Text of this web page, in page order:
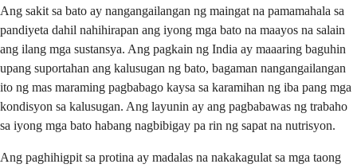
Ang sakit sa bato ay nangangailangan ng maingat na pamamahala sa
pandiyeta dahil nahihirapan ang iyong mga bato na maayos na salain
ang ilang mga sustansya. Ang pagkain ng India ay maaaring baguhin
upang suportahan ang kalusugan ng bato, bagaman nangangailangan
ito ng mas maraming pagbabago kaysa sa karamihan ng iba pang mga
kondisyon sa kalusugan. Ang layunin ay ang pagbabawas ng trabaho
sa iyong mga bato habang nagbibigay pa rin ng sapat na nutrisyon.
Ang paghihigpit sa protina ay madalas na nakakagulat sa mga taong